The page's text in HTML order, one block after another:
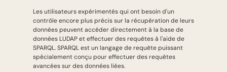
Les utilisateurs expérimentés qui ont besoin d'un
contrôle encore plus précis sur la récupération de leurs
données peuvent accéder directement à la base de
données LUDAP et effectuer des requêtes à l'aide de
SPARQL. SPARQL est un langage de requête puissant
spécialement conçu pour effectuer des requêtes
avancées sur des données liées.